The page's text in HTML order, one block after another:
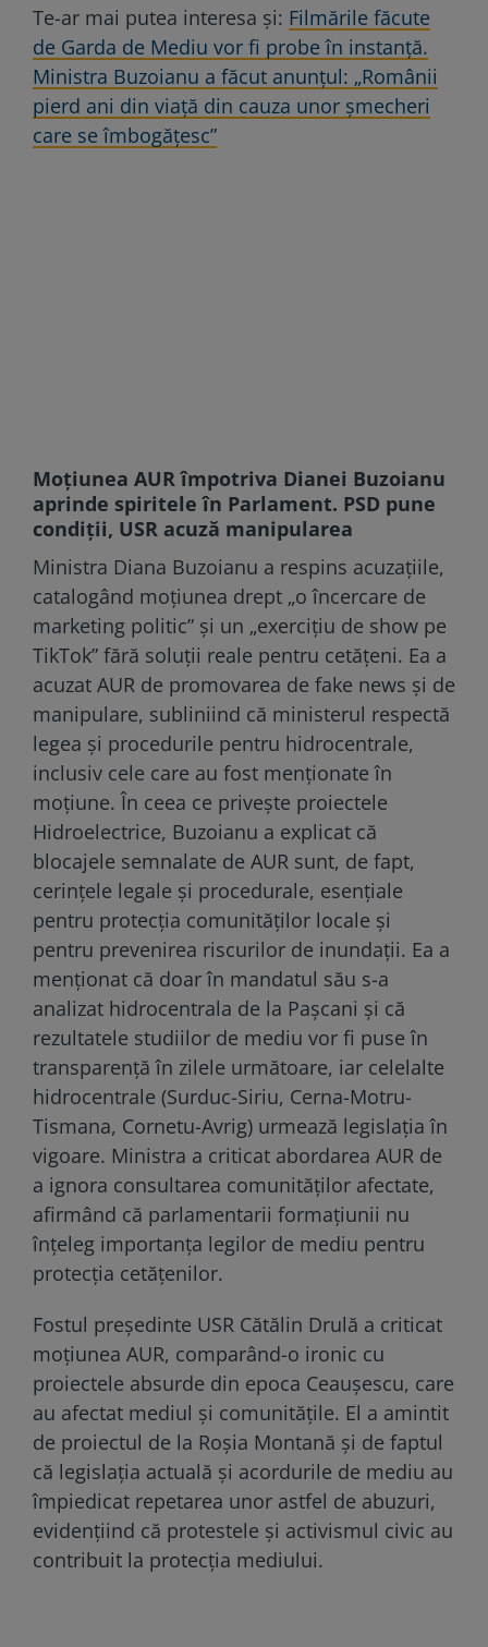
Te-ar mai putea interesa și: Filmările făcute
de Garda de Mediu vor fi probe în instanță.
Ministra Buzoianu a făcut anunțul: „Românii
pierd ani din viață din cauza unor șmecheri
care se îmbogățesc”
Moțiunea AUR împotriva Dianei Buzoianu
aprinde spiritele în Parlament. PSD pune
condiții, USR acuză manipularea
Ministra Diana Buzoianu a respins acuzațiile,
catalogând moțiunea drept „o încercare de
marketing politic” și un „exercițiu de show pe
TikTok” fără soluții reale pentru cetățeni. Ea a
acuzat AUR de promovarea de fake news și de
manipulare, subliniind că ministerul respectă
legea și procedurile pentru hidrocentrale,
inclusiv cele care au fost menționate în
moțiune. În ceea ce privește proiectele
Hidroelectrice, Buzoianu a explicat că
blocajele semnalate de AUR sunt, de fapt,
cerințele legale și procedurale, esențiale
pentru protecția comunităților locale și
pentru prevenirea riscurilor de inundații. Ea a
menționat că doar în mandatul său s-a
analizat hidrocentrala de la Pașcani și că
rezultatele studiilor de mediu vor fi puse în
transparență în zilele următoare, iar celelalte
hidrocentrale (Surduc-Siriu, Cerna-Motru-
Tismana, Cornetu-Avrig) urmează legislația în
vigoare. Ministra a criticat abordarea AUR de
a ignora consultarea comunităților afectate,
afirmând că parlamentarii formațiunii nu
înțeleg importanța legilor de mediu pentru
protecția cetățenilor.
Fostul președinte USR Cătălin Drulă a criticat
moțiunea AUR, comparând-o ironic cu
proiectele absurde din epoca Ceaușescu, care
au afectat mediul și comunitățile. El a amintit
de proiectul de la Roșia Montană și de faptul
că legislația actuală și acordurile de mediu au
împiedicat repetarea unor astfel de abuzuri,
evidențiind că protestele și activismul civic au
contribuit la protecția mediului.